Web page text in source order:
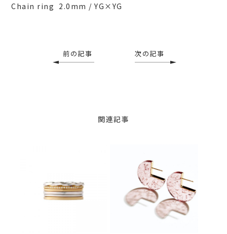
関連記事
Chain ring 2.0mm / YG×YG
前の記事 次の記事